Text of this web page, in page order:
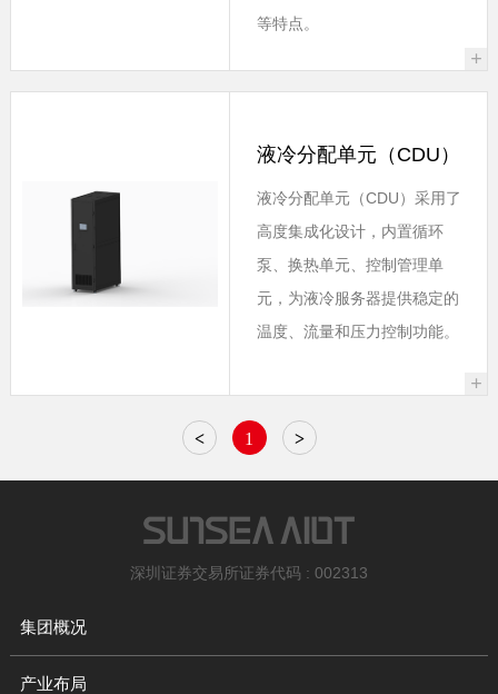
等特点。
+
液冷分配单元（CDU）
液冷分配单元（CDU）采用了
高度集成化设计，内置循环
泵、换热单元、控制管理单
元，为液冷服务器提供稳定的
温度、流量和压力控制功能。
+
< 1 >
深圳证券交易所证券代码 : 002313
集团概况
产业布局